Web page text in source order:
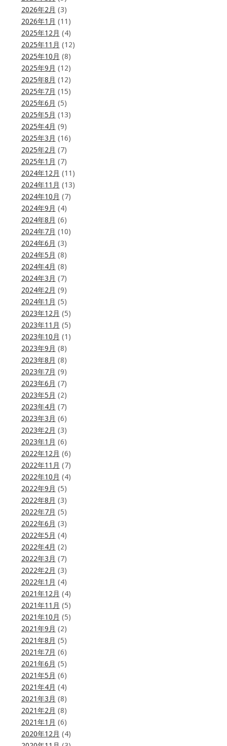
2026年2月 (3)
2026年1月 (11)
2025年12月 (4)
2025年11月 (12)
2025年10月 (8)
2025年9月 (12)
2025年8月 (12)
2025年7月 (15)
2025年6月 (5)
2025年5月 (13)
2025年4月 (9)
2025年3月 (16)
2025年2月 (7)
2025年1月 (7)
2024年12月 (11)
2024年11月 (13)
2024年10月 (7)
2024年9月 (4)
2024年8月 (6)
2024年7月 (10)
2024年6月 (3)
2024年5月 (8)
2024年4月 (8)
2024年3月 (7)
2024年2月 (9)
2024年1月 (5)
2023年12月 (5)
2023年11月 (5)
2023年10月 (1)
2023年9月 (8)
2023年8月 (8)
2023年7月 (9)
2023年6月 (7)
2023年5月 (2)
2023年4月 (7)
2023年3月 (6)
2023年2月 (3)
2023年1月 (6)
2022年12月 (6)
2022年11月 (7)
2022年10月 (4)
2022年9月 (5)
2022年8月 (3)
2022年7月 (5)
2022年6月 (3)
2022年5月 (4)
2022年4月 (2)
2022年3月 (7)
2022年2月 (3)
2022年1月 (4)
2021年12月 (4)
2021年11月 (5)
2021年10月 (5)
2021年9月 (2)
2021年8月 (5)
2021年7月 (6)
2021年6月 (5)
2021年5月 (6)
2021年4月 (4)
2021年3月 (8)
2021年2月 (8)
2021年1月 (6)
2020年12月 (4)